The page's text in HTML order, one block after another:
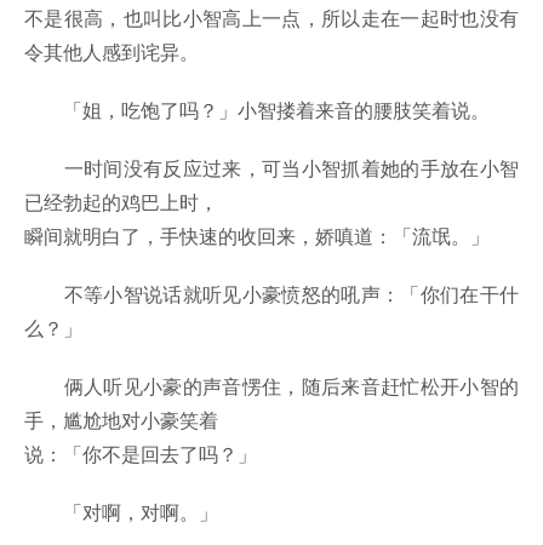
不是很高，也叫比小智高上一点，所以走在一起时也没有
令其他人感到诧异。
「姐，吃饱了吗？」小智搂着来音的腰肢笑着说。
一时间没有反应过来，可当小智抓着她的手放在小智
已经勃起的鸡巴上时，
瞬间就明白了，手快速的收回来，娇嗔道：「流氓。」
不等小智说话就听见小豪愤怒的吼声：「你们在干什
么？」
俩人听见小豪的声音愣住，随后来音赶忙松开小智的
手，尴尬地对小豪笑着
说：「你不是回去了吗？」
「对啊，对啊。」